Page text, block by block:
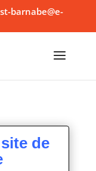
barnabe@e-
de